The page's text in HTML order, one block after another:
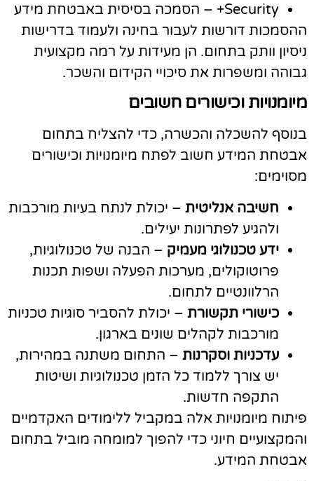
Security+ – הסמכה בסיסית באבטחת מידע
דורשות לעבור בחינה ולעמוד בדרישות
וותק בתחום. הן מעידות על רמה מקצועית
ומשפרות את סיכויי הקידום והשכר.
וכישורים חשובים
להשכלה והכשרה, כדי להצליח בתחום
המידע חשוב לפתח מיומנויות וכישורים
חשיבה אנליטית– יכולת לנתח בעיות מורכבות
ולהגיע לפתרונות יעילים.
ידע טכנולוגי מעמיק– הבנה של טכנולוגיות,
פרוטוקולים, מערכות הפעלה ושפות תכנות
הרלוונטיים לתחום.
כישורי תקשורת– יכולת להסביר סוגיות טכניות
מורכבות לקהלים שונים בארגון.
עדכניות וסקרנות– התחום משתנה במהירות,
יש צורך ללמוד כל הזמן טכנולוגיות ושיטות
התקפה חדשות.
מיומנויות אלה במקביל ללימודים האקדמיים
חיוני כדי להפוך למומחה מוביל בתחום
המידע.